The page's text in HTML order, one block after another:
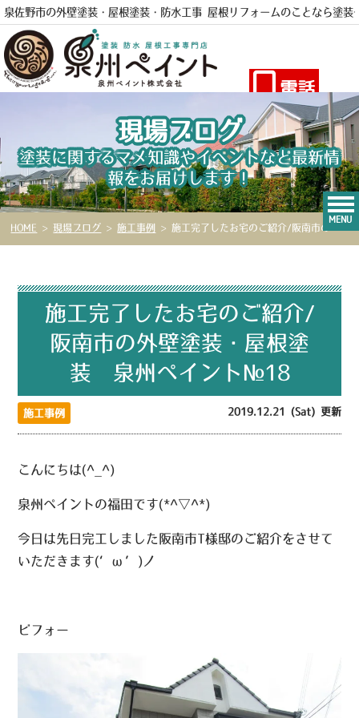
泉佐野市の外壁塗装・屋根塗装・防水工事 屋根リフォームのことなら塗装
電話
MENU
現場ブログ
塗装に関するマメ知識やイベントなど最新情
報をお届けします！
HOME > 現場ブログ >施工事例 >施工完了したお宅のご紹介/阪南市の外壁塗装・屋根塗装 泉州ペイント№18
施工完了したお宅のご紹介/
阪南市の外壁塗装・屋根塗
装 泉州ペイント№18
施工事例 2019.12.21 (Sat) 更新
こんにちは(^_^)
泉州ペイントの福田です(*^▽^*)
今日は先日完工しました阪南市T様邸のご紹介をさせて
いただきます(‘ω’)ノ
ビフォー